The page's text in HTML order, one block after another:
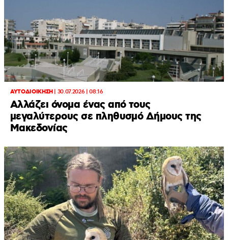
ΑΥΤΟΔΙΟΙΚΗΣΗ| 30.07.2026 | 08:16
Αλλάζει όνομα ένας από τους
μεγαλύτερους σε πληθυσμό Δήμους της
Μακεδονίας